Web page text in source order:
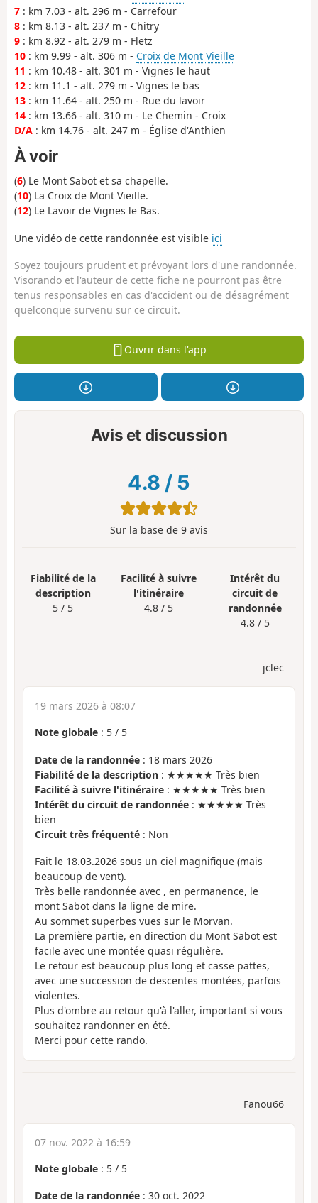
7 : km 7.03 - alt. 296 m - Carrefour
8 : km 8.13 - alt. 237 m - Chitry
9 : km 8.92 - alt. 279 m - Fletz
10 : km 9.99 - alt. 306 m - Croix de Mont Vieille
11 : km 10.48 - alt. 301 m - Vignes le haut
12 : km 11.1 - alt. 279 m - Vignes le bas
13 : km 11.64 - alt. 250 m - Rue du lavoir
14 : km 13.66 - alt. 310 m - Le Chemin - Croix
D/A : km 14.76 - alt. 247 m - Église d'Anthien
À voir
(6) Le Mont Sabot et sa chapelle.
(10) La Croix de Mont Vieille.
(12) Le Lavoir de Vignes le Bas.
Une vidéo de cette randonnée est visible ici
Soyez toujours prudent et prévoyant lors d'une randonnée.
Visorando et l'auteur de cette fiche ne pourront pas être
tenus responsables en cas d'accident ou de désagrément
quelconque survenu sur ce circuit.
Ouvrir dans l'app
Avis et discussion
4.8 / 5
Sur la base de 9 avis
Fiabilité de la
description
5 / 5
Facilité à suivre
l'itinéraire
4.8 / 5
Intérêt du
circuit de
randonnée
4.8 / 5
jclec
19 mars 2026 à 08:07
Note globale : 5 / 5
Date de la randonnée : 18 mars 2026
Fiabilité de la description : ★★★★★ Très bien
Facilité à suivre l'itinéraire : ★★★★★ Très bien
Intérêt du circuit de randonnée : ★★★★★ Très
bien
Circuit très fréquenté : Non
Fait le 18.03.2026 sous un ciel magnifique (mais
beaucoup de vent).
Très belle randonnée avec , en permanence, le
mont Sabot dans la ligne de mire.
Au sommet superbes vues sur le Morvan.
La première partie, en direction du Mont Sabot est
facile avec une montée quasi régulière.
Le retour est beaucoup plus long et casse pattes,
avec une succession de descentes montées, parfois
violentes.
Plus d'ombre au retour qu'à l'aller, important si vous
souhaitez randonner en été.
Merci pour cette rando.
Fanou66
07 nov. 2022 à 16:59
Note globale : 5 / 5
Date de la randonnée : 30 oct. 2022